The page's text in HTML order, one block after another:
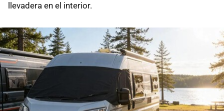
llevadera en el interior.